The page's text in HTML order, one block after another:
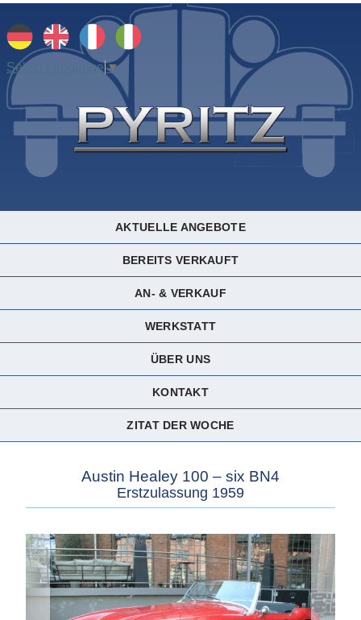
Select Language▼
AKTUELLE ANGEBOTE
BEREITS VERKAUFT
AN- & VERKAUF
WERKSTATT
ÜBER UNS
KONTAKT
ZITAT DER WOCHE
Austin Healey 100 – six BN4
Erstzulassung 1959